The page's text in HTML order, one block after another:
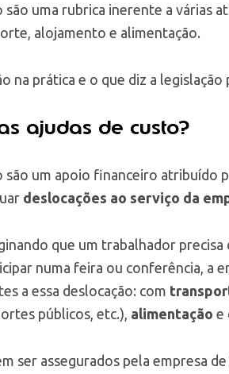
são uma rubrica inerente a várias
alojamento e alimentação.
na prática e o que diz a
ajudas de custo?
são um apoio financeiro
deslocações ao serviço da
que um trabalhador
numa feira ou conferência, a
a essa deslocação: com
públicos, etc.), alimentação e
ser assegurados pela empresa